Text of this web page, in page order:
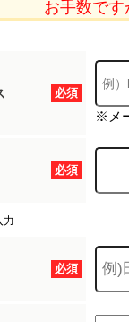
お手数です
必須
※メ
必須
力
必須